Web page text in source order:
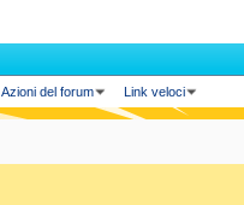
Azioni del forum Link veloci